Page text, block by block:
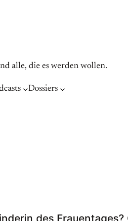
alle, die es werden wollen.
Dossiers
des Frauentages?